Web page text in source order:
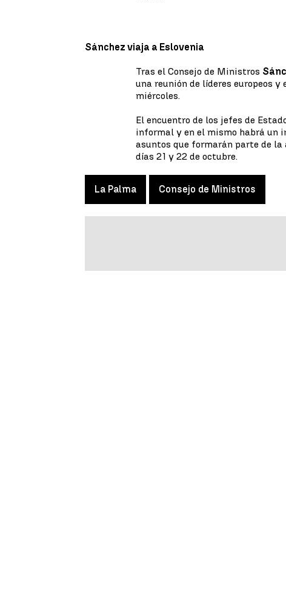
Sánchez viaja a Eslovenia
Tras el Consejo de Ministros
una reunión de líderes europeos
miércoles.
El encuentro de los jefes de
informal y en el mismo habrá un
asuntos que formarán parte de la
días 21 y 22 de octubre.
La Palma Consejo de Ministros